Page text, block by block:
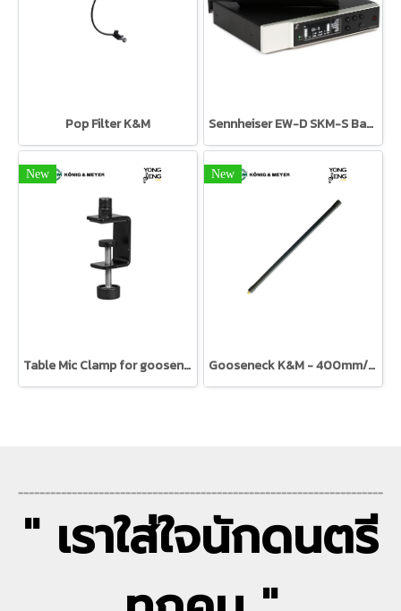
Pop Filter K&M Sennheiser EW-D SKM-S Base Set
New
Table Mic Clamp for gooseneck K&M
New
Gooseneck K&M - 400mm/15mm dia.
--------------------------------------------------------------------
" เราใส่ใจนักดนตรี